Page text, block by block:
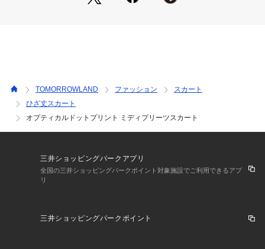
商品番号:11058505302
TOMORROWLAND ファッション
スカート
ひざ丈スカート
オプティカルドットプリント ミディプリーツスカート
三井ショッピングパークアプリ
全国の三井ショッピングパークポイント対象施設でご利用できるアプ
リ
三井ショッピングパークポイント